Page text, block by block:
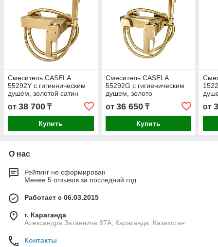
Смеситель CASELA
55292Y с гигиеническим
душем, золотой сатин
от 38 700 ₸
Купить
Смеситель CASELA
55292G с гигиеническим
душем, золото
от 36 650₸
Купить
от
О нас
Рейтинг не сформирован
Менее 5 отзывов за последний год
Работает с 06.03.2015
г. Караганда
Александра Затаевича 87А, Караганда, Казахстан
Контакты